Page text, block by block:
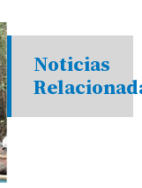
Noticias